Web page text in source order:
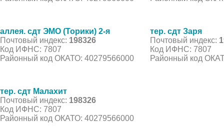
аллея. сдт ЭМО (Торики) 2-я
Почтовый индекс: 198326
Код ИФНС: 7807
Районный код ОКАТО: 40279566000
тер. сдт Заря
Почтовый индекс:
Код ИФНС: 7807
Районный код
тер. сдт Малахит
Почтовый индекс: 198326
Код ИФНС: 7807
Районный код ОКАТО: 40279566000